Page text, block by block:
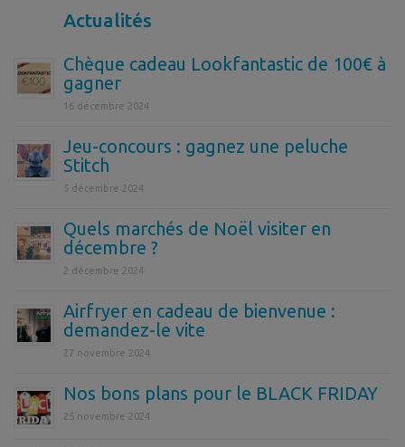
Actualités
Chèque cadeau Lookfantastic de 100€ à
gagner
16 décembre 2024
Jeu-concours : gagnez une peluche
Stitch
5 décembre 2024
Quels marchés de Noël visiter en
décembre ?
2 décembre 2024
Airfryer en cadeau de bienvenue :
demandez-le vite
27 novembre 2024
Nos bons plans pour le BLACK FRIDAY
25 novembre 2024